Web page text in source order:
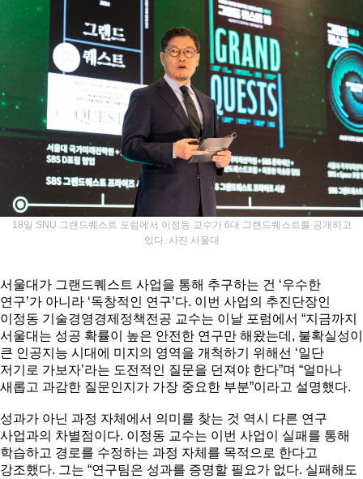
18일 SNU 그랜드퀘스트 포럼에서 이정동 교수가 6대 그랜드퀘스트를 공개하고
있다. 사진 서울대
서울대가 그랜드퀘스트 사업을 통해 추구하는 건 ‘우수한
연구’가 아니라 ‘독창적인 연구’다. 이번 사업의 추진단장인
이정동 기술경영경제정책전공 교수는 이날 포럼에서 “지금까지
서울대는 성공 확률이 높은 안전한 연구만 해왔는데, 불확실성이
큰 인공지능 시대에 미지의 영역을 개척하기 위해선 ‘일단
저기로 가보자’라는 도전적인 질문을 던져야 한다”며 “얼마나
새롭고 과감한 질문인지가 가장 중요한 부분”이라고 설명했다.
성과가 아닌 과정 자체에서 의미를 찾는 것 역시 다른 연구
사업과의 차별점이다. 이정동 교수는 이번 사업이 실패를 통해
학습하고 경로를 수정하는 과정 자체를 목적으로 한다고
강조했다. 그는 “연구팀은 성과를 증명할 필요가 없다. 실패해도